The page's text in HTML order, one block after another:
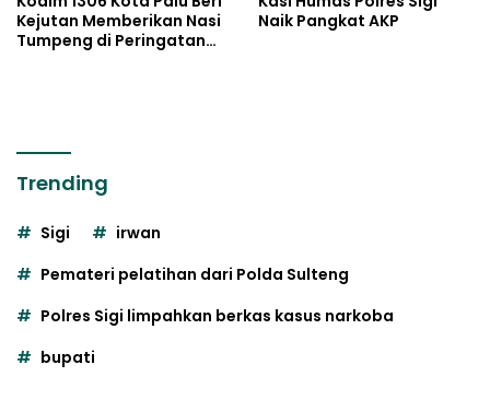
Kejutan Memberikan Nasi
Tumpeng di Peringatan
Naik Pangkat AKP
Trending
Sigi
irwan
Pemateri pelatihan dari Polda Sulteng
Polres Sigi limpahkan berkas kasus narkoba
bupati